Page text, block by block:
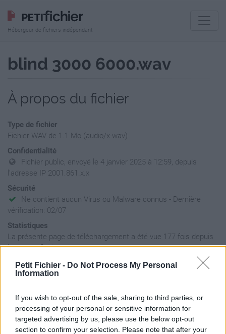
Petit Fichier - Do Not Process My Personal
Information
If you wish to opt-out of the sale, sharing to third parties, or
processing of your personal or sensitive information for
targeted advertising by us, please use the below opt-out
section to confirm your selection. Please note that after your
Hébergeur de fichiers indépendant
blind 3000 6000.wav
À propos du fichier
Type de fichier
Fichier WAV de 1.1 Mo (audio/x-wav)
Confidentialité
Fichier public, envoyé le 4 janvier 2025 à 12:59, depuis
l'adresse IP 2001.861.x.x
Sécurité
Ne contient aucun Virus ou Malware connus - Dernière
vérification: 02/07
Statistiques
La présente page de téléchargement a été vue 177 fois depuis
l'envoi du fichier
Page de téléchargement
https://www.petit-fichier.fr/2025/01/04/blind-3000---6000/
Aperçu du fichier